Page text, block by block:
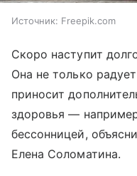
Источник: Freepik.com
Скоро наступит
Она не только
приносит
здоровья —
бессонницей,
Елена Соломатина.